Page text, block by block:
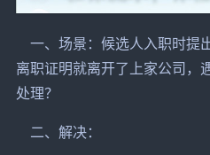
一、场景：候选人入职时提
离职证明就离开了上家公司，
处理？
二、解决：